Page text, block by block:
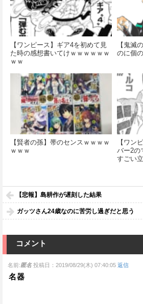
【ワンピース】ギア4を初めて見
た時の感想書いてけｗｗｗｗｗｗ
ｗｗ
【鬼滅
のに個
【賢者の孫】帯のセンスｗｗｗｗ
ｗｗｗ
【ワン
バー2の
すごい
【悲報】島耕作が遅刻した結果
ガッツさん24歳なのに苦労し過ぎだと思う
コメント
名前:匿名 投稿日：2019/08/29(木) 07:40:05 返信
名器